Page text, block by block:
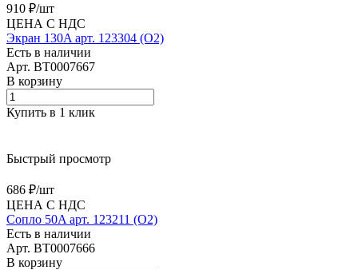
910 ₽/шт
ЦЕНА С НДС
Экран 130A арт. 123304 (O2)
Есть в наличии
Арт. BT0007667
В корзину
Купить в 1 клик
Быстрый просмотр
686 ₽/шт
ЦЕНА С НДС
Сопло 50A арт. 123211 (O2)
Есть в наличии
Арт. BT0007666
В корзину